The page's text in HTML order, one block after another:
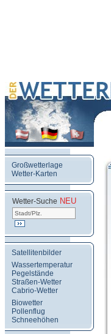
Großwetterlage
Wetter-Karten
Wetter-Suche NEU
Satellitenbilder
Wassertemperatur
Pegelstände
Straßen-Wetter
Cabrio-Wetter
Biowetter
Pollenflug
Schneehöhen